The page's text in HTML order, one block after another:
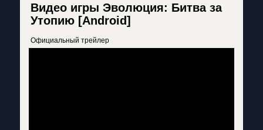
Видео игры Эволюция: Битва за
Утопию [Android]
Официальный трейлер